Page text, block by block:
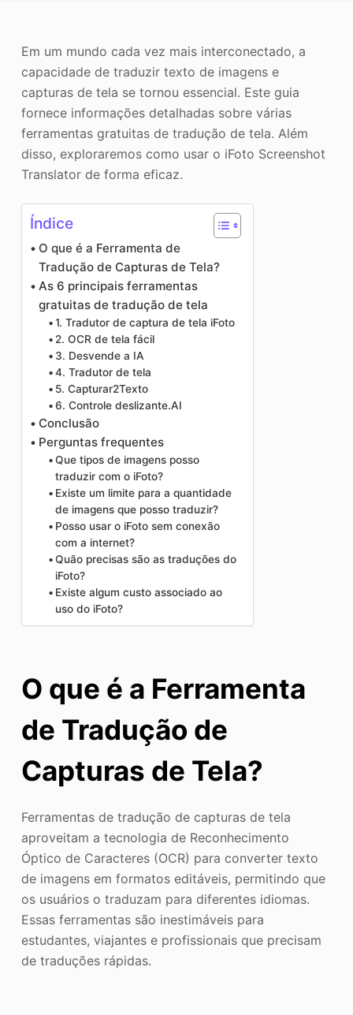
Direitos autorais da imagem
Em um mundo cada vez mais interconectado, a
capacidade de traduzir texto de imagens e
capturas de tela se tornou essencial. Este guia
fornece informações detalhadas sobre várias
ferramentas gratuitas de tradução de tela. Além
disso, exploraremos como usar o iFoto Screenshot
Translator de forma eficaz.
Índice
O que é a Ferramenta de
Tradução de Capturas de Tela?
As 6 principais ferramentas
gratuitas de tradução de tela
1. Tradutor de captura de tela iFoto
2. OCR de tela fácil
3. Desvende a IA
4. Tradutor de tela
5. Capturar2Texto
6. Controle deslizante.AI
Conclusão
Perguntas frequentes
Que tipos de imagens posso
traduzir com o iFoto?
Existe um limite para a quantidade
de imagens que posso traduzir?
Posso usar o iFoto sem conexão
com a internet?
Quão precisas são as traduções do
iFoto?
Existe algum custo associado ao
uso do iFoto?
O que é a Ferramenta
de Tradução de
Capturas de Tela?
Ferramentas de tradução de capturas de tela
aproveitam a tecnologia de Reconhecimento
Óptico de Caracteres (OCR) para converter texto
de imagens em formatos editáveis, permitindo que
os usuários o traduzam para diferentes idiomas.
Essas ferramentas são inestimáveis para
estudantes, viajantes e profissionais que precisam
de traduções rápidas.